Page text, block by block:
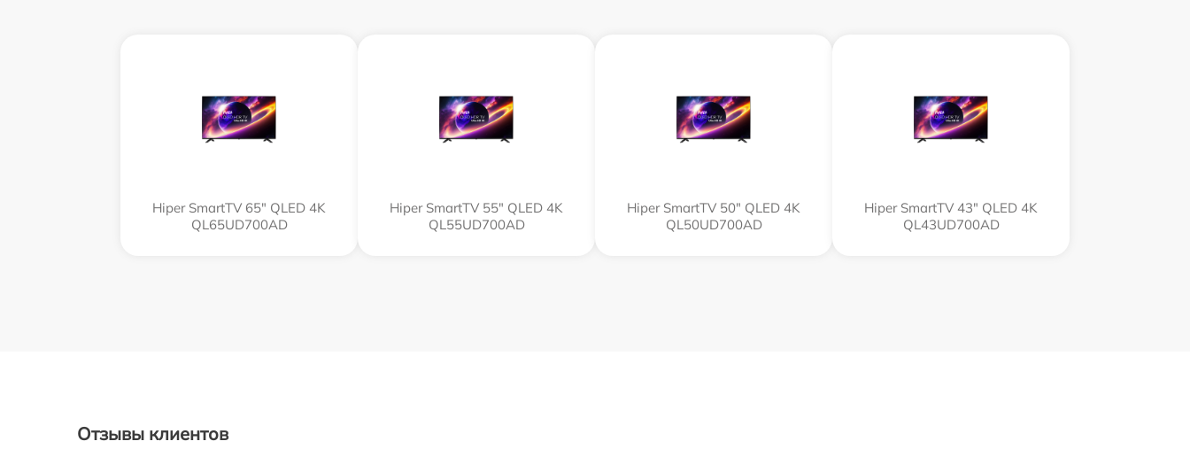
Hiper SmartTV 65" QLED 4K
QL65UD700AD
Hiper SmartTV 55" QLED 4K
QL55UD700AD
Hiper SmartTV 50" QLED 4K
QL50UD700AD
Hiper SmartTV 43" QLED 4K
QL43UD700AD
Отзывы клиентов